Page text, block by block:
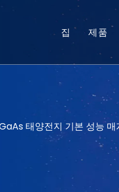
집 제품
태양전지 기본 성능 매